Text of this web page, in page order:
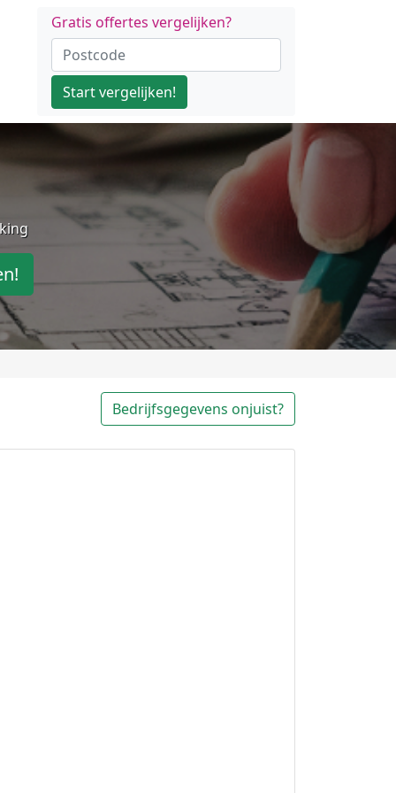
Gratis offertes vergelijken?
Start vergelijken!
Bedrijfsgegevens onjuist?